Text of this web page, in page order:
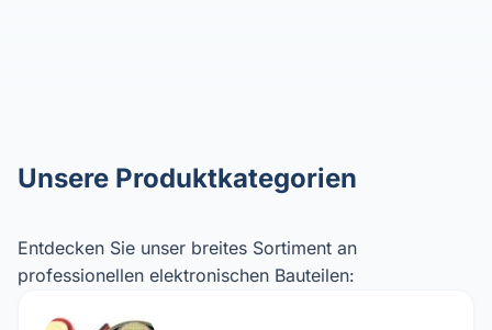
Unsere Produktkategorien
Entdecken Sie unser breites Sortiment an
professionellen elektronischen Bauteilen: